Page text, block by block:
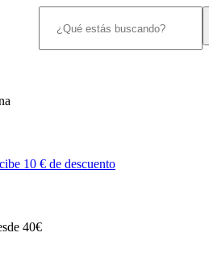
10 € de descuento
40€